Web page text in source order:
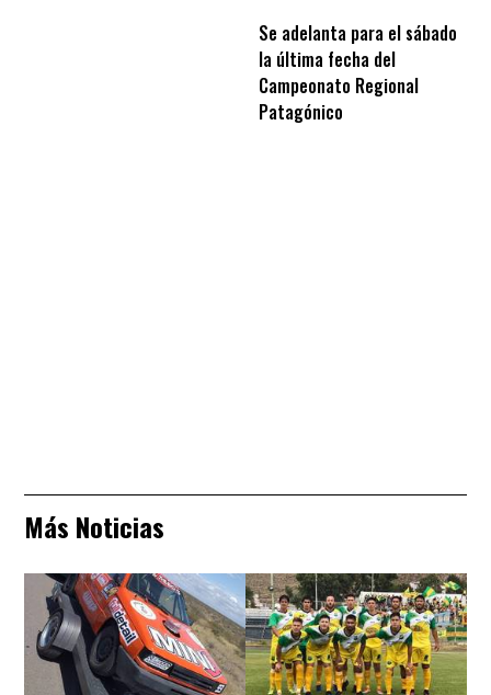
Se adelanta para el sábado
la última fecha del
Campeonato Regional
Patagónico
Más Noticias